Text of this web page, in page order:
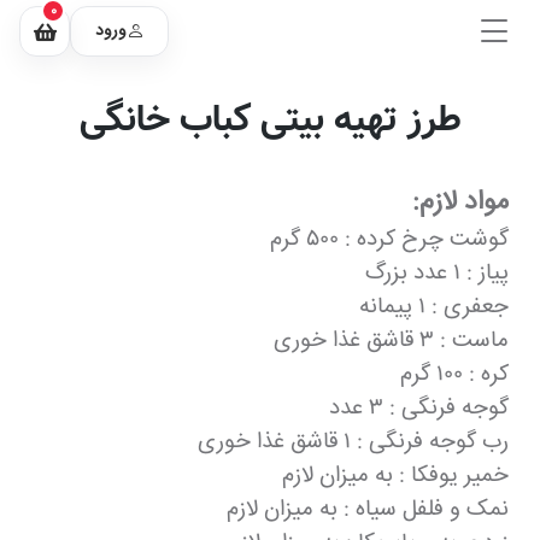
ورود
0
طرز تهیه بیتی کباب خانگی
مواد لازم:
گوشت چرخ کرده : ۵۰۰ گرم
پیاز : ۱ عدد بزرگ
جعفری : ۱ پیمانه
ماست : ۳ قاشق غذا خوری
کره : ۱۰۰ گرم
گوجه فرنگی : ۳ عدد
رب گوجه فرنگی : ۱ قاشق غذا خوری
خمیر یوفکا : به میزان لازم
نمک و فلفل سیاه : به میزان لازم